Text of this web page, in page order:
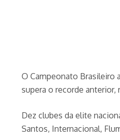
O Campeonato Brasileiro
supera o recorde
Dez clubes da elite
Santos, Internacional,